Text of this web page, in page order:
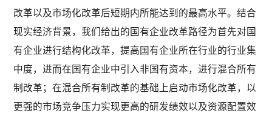
改革以及市场化改革后短期内所能达到的最高水平。结合
现实经济背景，我们给出的国有企业改革路径为首先对国
有企业进行结构化改革，提高国有企业所在行业的行业集
中度，进而在国有企业中引入非国有资本，进行混合所有
制改革；在混合所有制改革的基础上启动市场化改革，以
更强的市场竞争压力实现更高的研发绩效以及资源配置效